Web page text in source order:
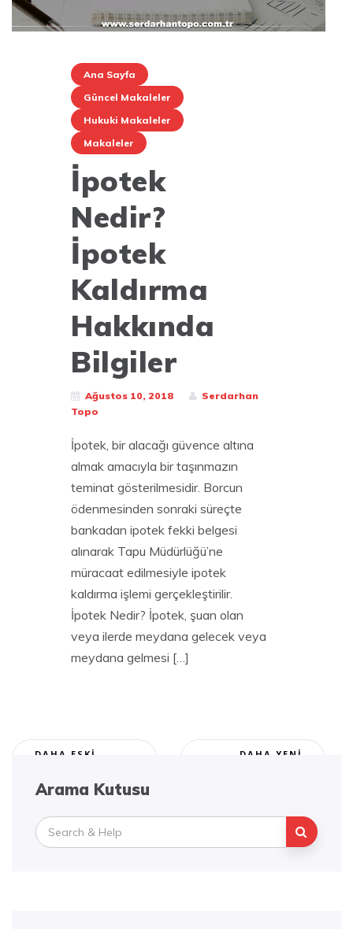
Ana Sayfa
Güncel Makaleler
Hukuki Makaleler
Makaleler
İpotek
Nedir?
İpotek
Kaldırma
Hakkında
Bilgiler
Ağustos 10, 2018
Serdarhan
Topo
İpotek, bir alacağı güvence altına
almak amacıyla bir taşınmazın
teminat gösterilmesidir. Borcun
ödenmesinden sonraki süreçte
bankadan ipotek fekki belgesi
alınarak Tapu Müdürlüğü’ne
müracaat edilmesiyle ipotek
kaldırma işlemi gerçekleştirilir.
İpotek Nedir? İpotek, şuan olan
veya ilerde meydana gelecek veya
meydana gelmesi […]
YazıDAHA ESKI DAHA YENI
Arama Kutusu
Search
for: